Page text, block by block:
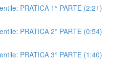
PRATICA 1° PARTE (2:21)
PRATICA 2° PARTE (0:54)
PRATICA 3° PARTE (1:40)